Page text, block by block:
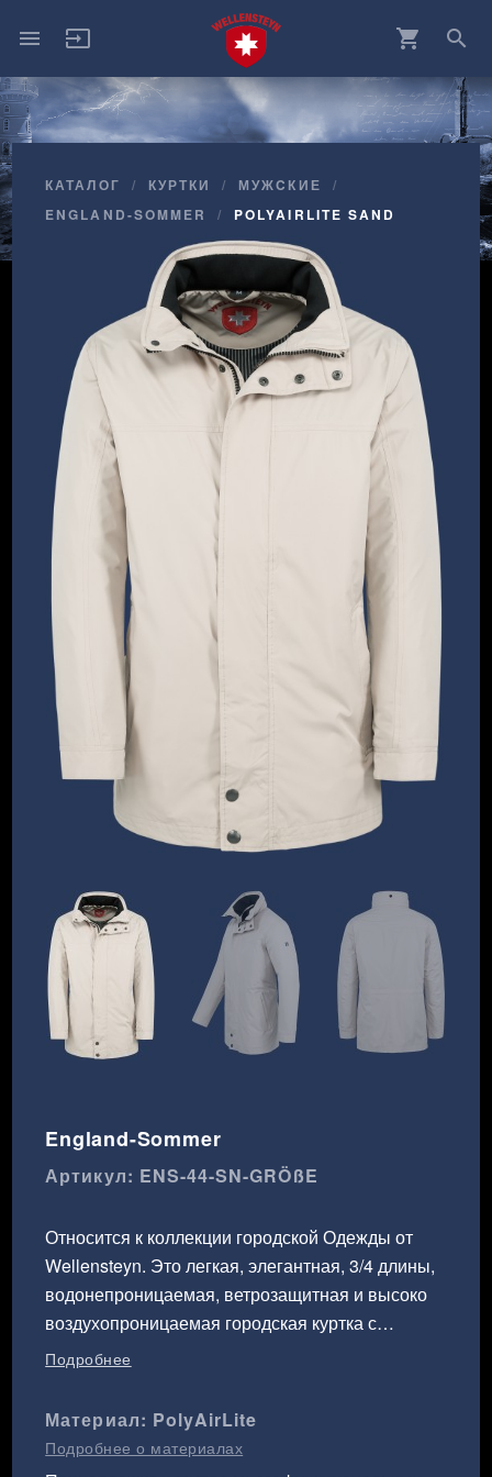
menu search
shopping_cart
input
КАТАЛОГ КУРТКИ
МУЖCКИЕ
ENGLAND-SOMMER
POLYAIRLITE SAND
England-Sommer
Артикул: ENS-44-SN-GRÖßE
Относится к коллекции городской Одежды от
Wellensteyn. Это легкая, элегантная, 3/4 длины,
водонепроницаемая, ветрозащитная и высоко
воздухопроницаемая городская куртка с
четырьмя накладными карманами, одним
кармана, карманом для сотового телефона. Эта
куртка предоставляет много возможностей для
хранения разных вещей, принадлежностей и
Подробнее
Материал: PolyAirLite
Подробнее о материалах